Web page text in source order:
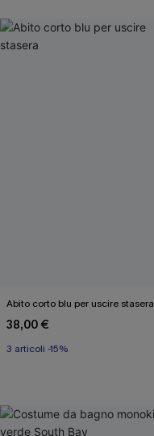
Abito corto blu per uscire stasera
38,00 €
3 articoli -15%